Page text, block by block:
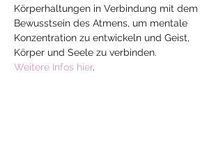
Körperhaltungen in Verbindung mit dem
Bewusstsein des Atmens, um mentale
Konzentration zu entwickeln und Geist,
Körper und Seele zu verbinden.
Weitere Infos hier.